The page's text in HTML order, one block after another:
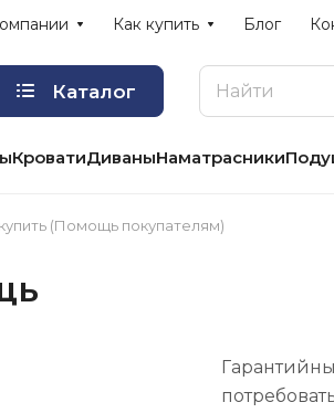
Как купить Блог
Каталог
КроватиДиваныНаматрасники
(Помощь покупателям)